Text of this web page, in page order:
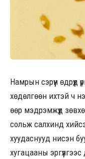
Намрын сэрүүн
хөдөлгөөн ихтэй ч
өөр мэдрэмжүүд
сольж салхинд
хуудаснууд нисэн
хугацааны